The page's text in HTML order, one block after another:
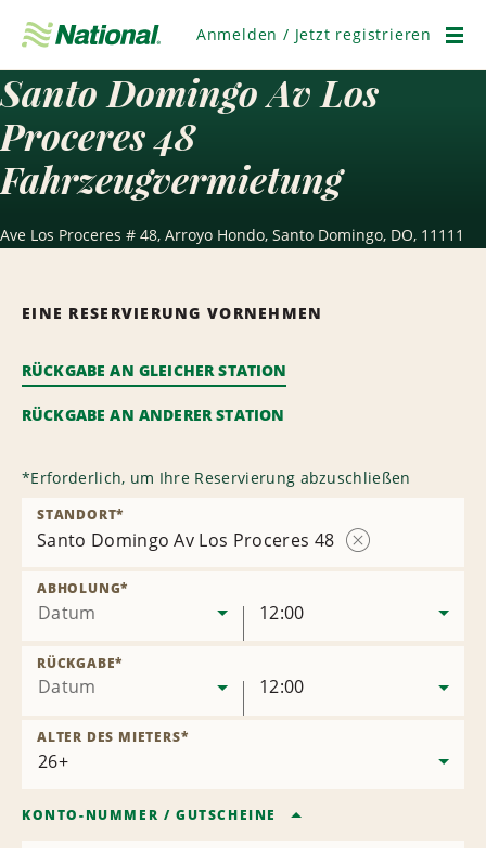
überspringen
Anmelden / Jetzt registrieren
Santo Domingo Av Los
Proceres 48
Fahrzeugvermietung
Ave Los Proceres # 48, Arroyo Hondo, Santo Domingo, DO, 11111
EINE RESERVIERUNG VORNEHMEN
RÜCKGABE AN GLEICHER STATION
RÜCKGABE AN ANDERER STATION
*Erforderlich, um Ihre Reservierung abzuschließen
Santo Domingo Av Los Proceres 48
STANDORT*
Datum
ABHOLUNG*
12:00
Datum
RÜCKGABE*
12:00
ALTER DES MIETERS*
KONTO-NUMMER / GUTSCHEINE